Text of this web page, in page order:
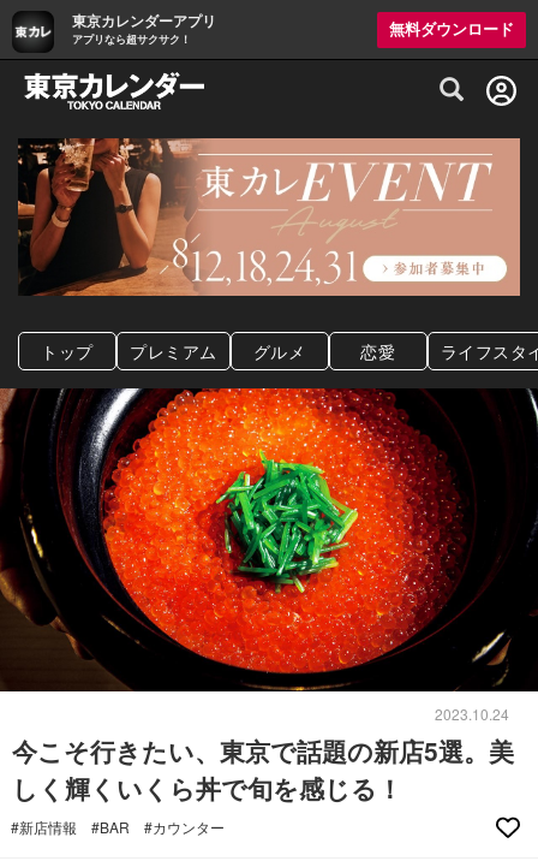
東京カレンダーアプリ
アプリなら超サクサク！
無料ダウンロード
グルメ情報・プレミアムレストラン予約
トップ プレミアム グルメ 恋愛 ライフスタ
2023.10.24
今こそ行きたい、東京で話題の新店5選。美
しく輝くいくら丼で旬を感じる！
#新店情報 #BAR #カウンター